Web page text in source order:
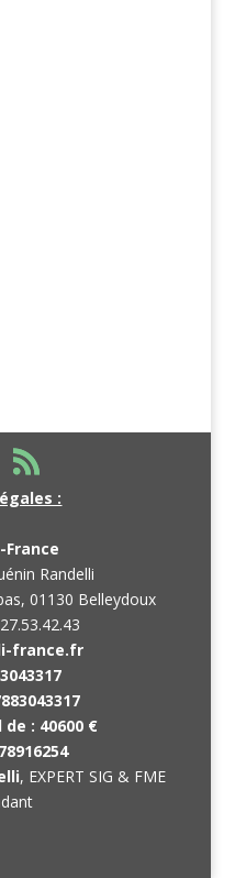
:
France
Randelli
01130 Belleydoux
france.fr
de : 40600 €
78916254
, EXPERT SIG & FME